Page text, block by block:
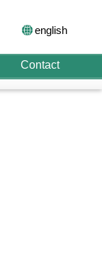
english
Contact